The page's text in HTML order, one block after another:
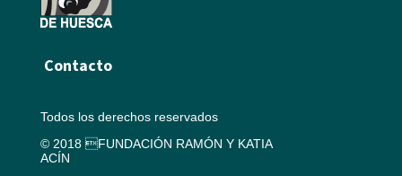
Contacto
Todos los derechos reservados
© 2018 FUNDACIÓN RAMÓN Y KATIA
ACÍN